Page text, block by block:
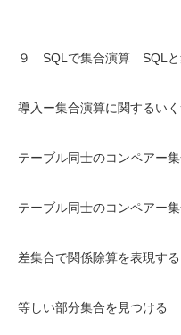
９ SQLで集合演算 SQLと
導入ー集合演算に関するい
テーブル同士のコンペアー
テーブル同士のコンペアー
差集合で関係除算を表現する
等しい部分集合を見つける